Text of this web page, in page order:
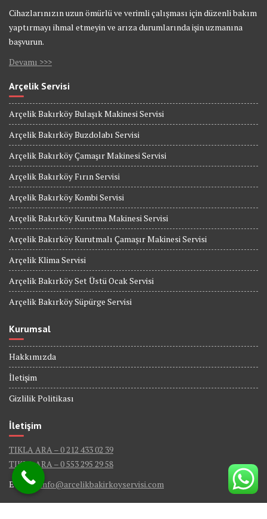
Cihazlarınızın uzun ömürlü ve verimli çalışması için düzenli bakım
yaptırmayı ihmal etmeyin ve arıza durumlarında işin uzmanına
başvurun.
Devamı >>>
Arçelik Servisi
Arçelik Bakırköy Bulaşık Makinesi Servisi
Arçelik Bakırköy Buzdolabı Servisi
Arçelik Bakırköy Çamaşır Makinesi Servisi
Arçelik Bakırköy Fırın Servisi
Arçelik Bakırköy Kombi Servisi
Arçelik Bakırköy Kurutma Makinesi Servisi
Arçelik Bakırköy Kurutmalı Çamaşır Makinesi Servisi
Arçelik Klima Servisi
Arçelik Bakırköy Set Üstü Ocak Servisi
Arçelik Bakırköy Süpürge Servisi
Kurumsal
Hakkımızda
İletişim
Gizlilik Politikası
İletişim
TIKLA ARA – 0 212 433 02 39
TIKLA ARA – 0 553 295 29 58
E-Mail : info@arcelikbakirkoyservisi.com